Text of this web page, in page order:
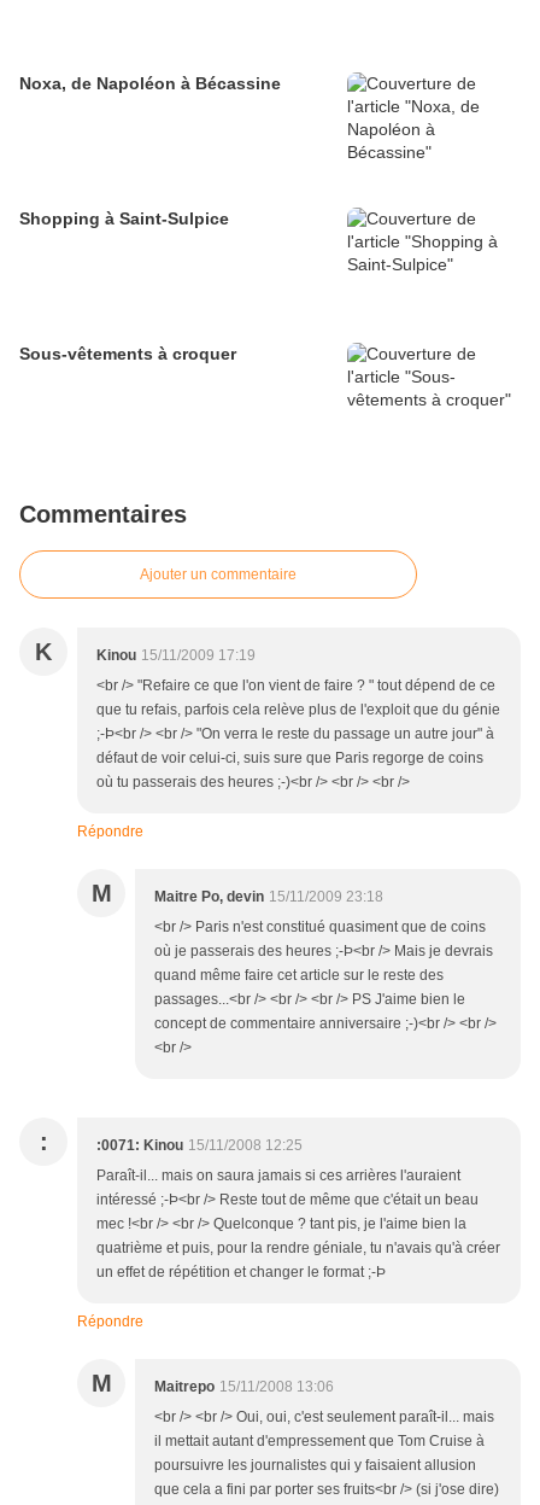
Noxa, de Napoléon à Bécassine
Shopping à Saint-Sulpice
Sous-vêtements à croquer
Commentaires
Ajouter un commentaire
K Kinou 15/11/2009 17:19
<br /> "Refaire ce que l'on vient de faire ? " tout dépend de ce
que tu refais, parfois cela relève plus de l'exploit que du génie
;-Þ<br /> <br /> "On verra le reste du passage un autre jour" à
défaut de voir celui-ci, suis sure que Paris regorge de coins
où tu passerais des heures ;-)<br /> <br /> <br />
Répondre
M Maitre Po, devin 15/11/2009 23:18
<br /> Paris n'est constitué quasiment que de coins
où je passerais des heures ;-Þ<br /> Mais je devrais
quand même faire cet article sur le reste des
passages...<br /> <br /> <br /> PS J'aime bien le
concept de commentaire anniversaire ;-)<br /> <br />
<br />
: :0071: Kinou 15/11/2008 12:25
Paraît-il... mais on saura jamais si ces arrières l'auraient
intéressé ;-Þ<br /> Reste tout de même que c'était un beau
mec !<br /> <br /> Quelconque ? tant pis, je l'aime bien la
quatrième et puis, pour la rendre géniale, tu n'avais qu'à créer
un effet de répétition et changer le format ;-Þ
Répondre
M Maitrepo 15/11/2008 13:06
<br /> <br /> Oui, oui, c'est seulement paraît-il... mais
il mettait autant d'empressement que Tom Cruise à
poursuivre les journalistes qui y faisaient allusion
que cela a fini par porter ses fruits<br /> (si j'ose dire)